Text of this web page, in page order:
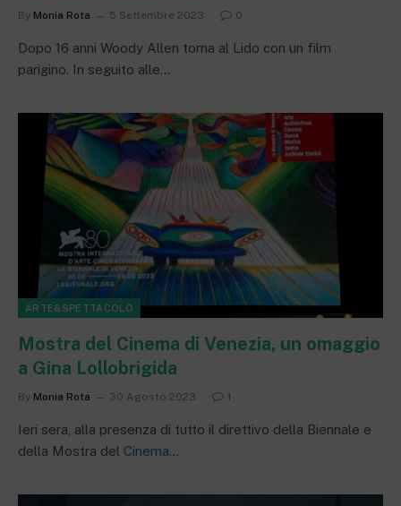
By Monia Rota 5 Settembre 2023 0
Dopo 16 anni Woody Allen torna al Lido con un film
parigino. In seguito alle…
ARTE&SPETTACOLO
Mostra del Cinema di Venezia, un omaggio
a Gina Lollobrigida
By Monia Rota 30 Agosto 2023 1
Ieri sera, alla presenza di tutto il direttivo della Biennale e
della Mostra del Cinema…